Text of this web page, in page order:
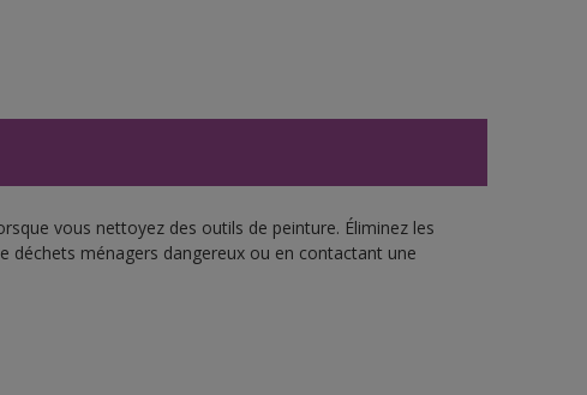
vous nettoyez des outils de peinture. Éliminez les
déchets ménagers dangereux ou en contactant une